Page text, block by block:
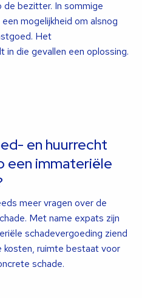
de bezitter. In sommige
mogelijkheid om alsnog
Het
die gevallen een oplossing.
en huurrecht
een immateriële
meer vragen over de
Met name expats zijn
schadevergoeding ziend
kosten, ruimte bestaat voor
schade.